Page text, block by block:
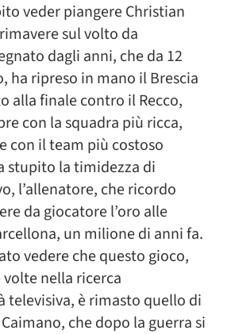
veder piangere Christian
sul volto da
dagli anni, che da 12
ha ripreso in mano il Brescia
alla finale contro il Recco,
con la squadra più ricca,
con il team più costoso
stupito la timidezza di
l’allenatore, che ricordo
da giocatore l’oro alle
un milione di anni fa.
vedere che questo gioco,
nella ricerca
televisiva, è rimasto quello di
che dopo la guerra si